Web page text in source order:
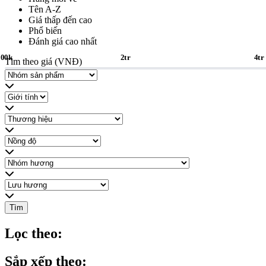
Tên A-Z
Giá thấp đến cao
Phổ biến
Đánh giá cao nhất
Tìm theo giá (VNĐ)
2tr 4tr
Tìm
Lọc theo:
Sắp xếp theo: